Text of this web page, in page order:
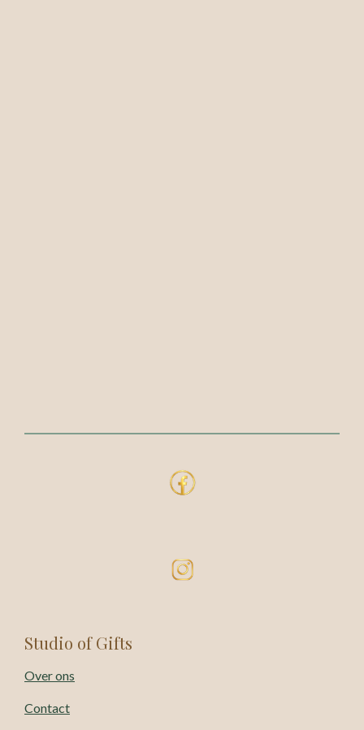
Studio of Gifts
Over ons
Contact